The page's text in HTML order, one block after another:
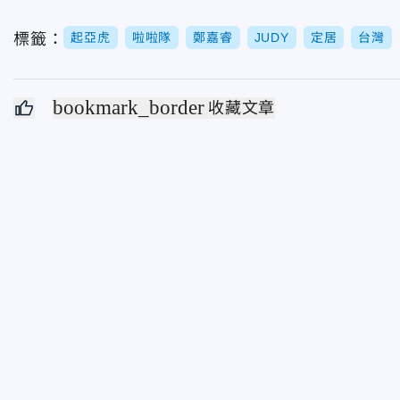
標籤： 起亞虎 啦啦隊 鄭嘉睿 JUDY 定居 台灣
bookmark_border 收藏文章